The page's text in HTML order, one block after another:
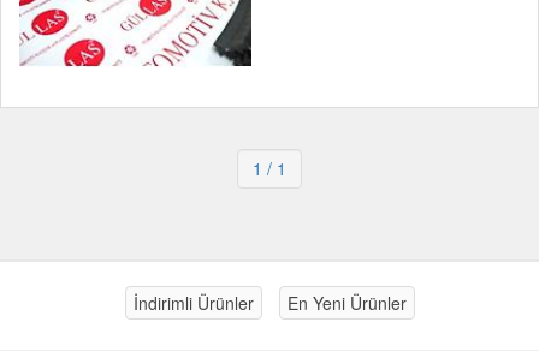
1 / 1
İndirimli Ürünler En Yeni Ürünler